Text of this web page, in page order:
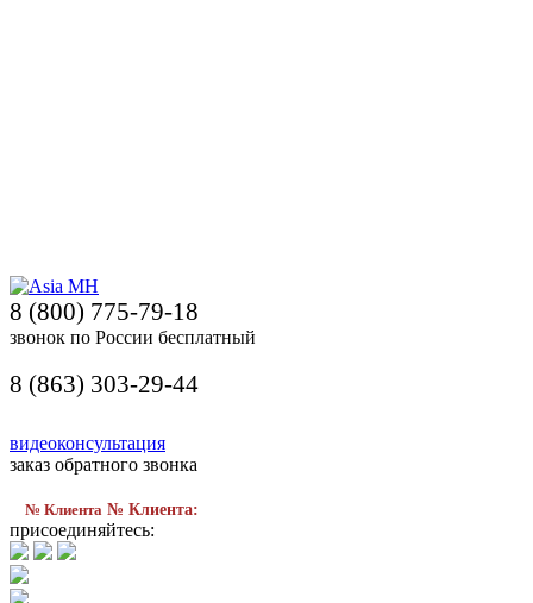
8 (800) 775-79-18
звонок по России бесплатный
8 (863) 303-29-44
видеоконсультация
заказ обратного звонка
№ Клиента № Клиента:
присоединяйтесь: